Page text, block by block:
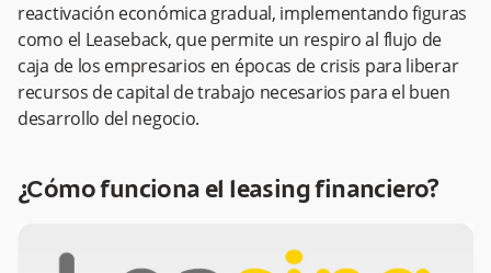
reactivación económica gradual, implementando figuras
como el Leaseback, que permite un respiro al flujo de
caja de los empresarios en épocas de crisis para liberar
recursos de capital de trabajo necesarios para el buen
desarrollo del negocio.
¿Cómo funciona el leasing financiero?